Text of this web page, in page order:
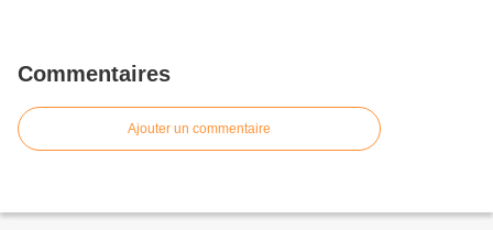
Commentaires
Ajouter un commentaire